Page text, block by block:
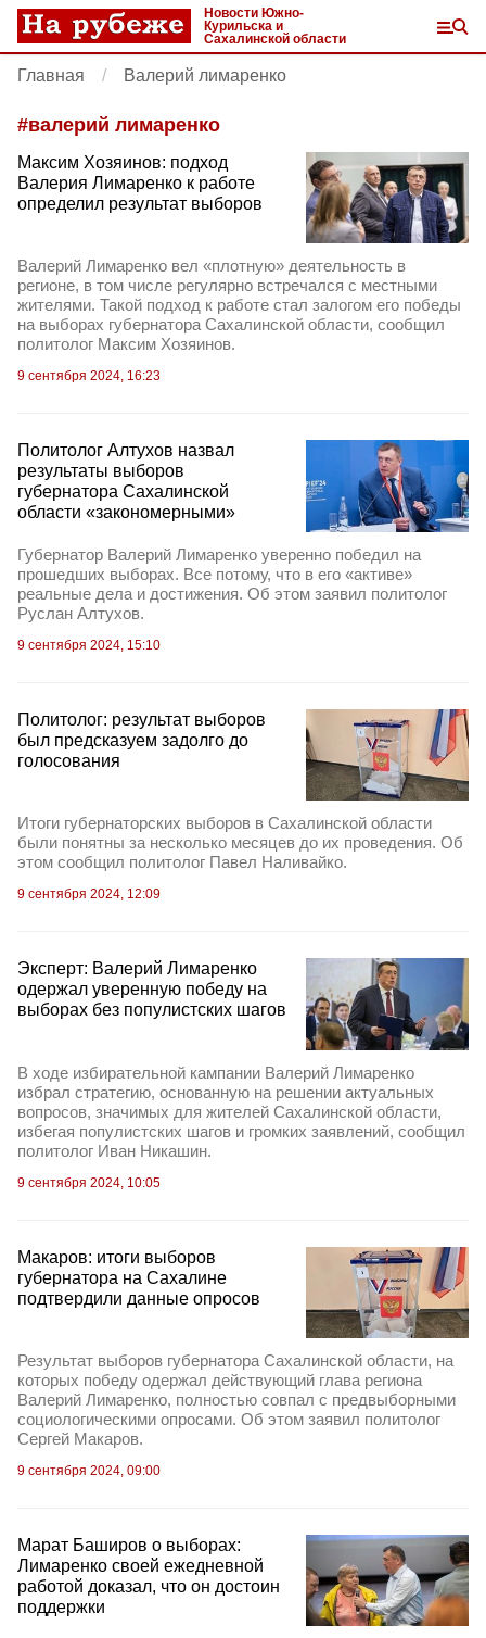
Новости Южно-
Курильска и
Сахалинской области
Главная Валерий лимаренко
#валерий лимаренко
Максим Хозяинов: подход
Валерия Лимаренко к работе
определил результат выборов
Валерий Лимаренко вел «плотную» деятельность в
регионе, в том числе регулярно встречался с местными
жителями. Такой подход к работе стал залогом его победы
на выборах губернатора Сахалинской области, сообщил
политолог Максим Хозяинов.
9 сентября 2024, 16:23
Политолог Алтухов назвал
результаты выборов
губернатора Сахалинской
области «закономерными»
Губернатор Валерий Лимаренко уверенно победил на
прошедших выборах. Все потому, что в его «активе»
реальные дела и достижения. Об этом заявил политолог
Руслан Алтухов.
9 сентября 2024, 15:10
Политолог: результат выборов
был предсказуем задолго до
голосования
Итоги губернаторских выборов в Сахалинской области
были понятны за несколько месяцев до их проведения. Об
этом сообщил политолог Павел Наливайко.
9 сентября 2024, 12:09
Эксперт: Валерий Лимаренко
одержал уверенную победу на
выборах без популистских шагов
В ходе избирательной кампании Валерий Лимаренко
избрал стратегию, основанную на решении актуальных
вопросов, значимых для жителей Сахалинской области,
избегая популистских шагов и громких заявлений, сообщил
политолог Иван Никашин.
9 сентября 2024, 10:05
Макаров: итоги выборов
губернатора на Сахалине
подтвердили данные опросов
Результат выборов губернатора Сахалинской области, на
которых победу одержал действующий глава региона
Валерий Лимаренко, полностью совпал с предвыборными
социологическими опросами. Об этом заявил политолог
Сергей Макаров.
9 сентября 2024, 09:00
Марат Баширов о выборах:
Лимаренко своей ежедневной
работой доказал, что он достоин
поддержки